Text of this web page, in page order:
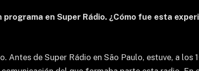
en Super Rádio. ¿Cómo fue esta
Antes de Super Rádio en São Paulo, estuve, a los